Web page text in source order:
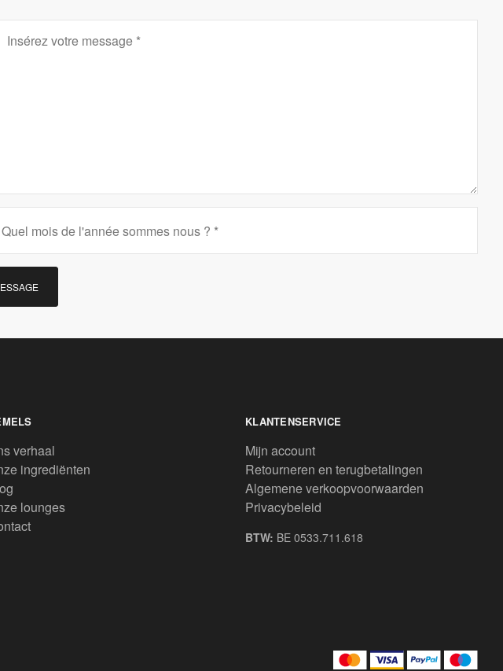
verhaal
ingrediënten
lounges
KLANTENSERVICE
Mijn account
Retourneren en terugbetalingen
Algemene verkoopvoorwaarden
Privacybeleid
BTW: BE 0533.711.618